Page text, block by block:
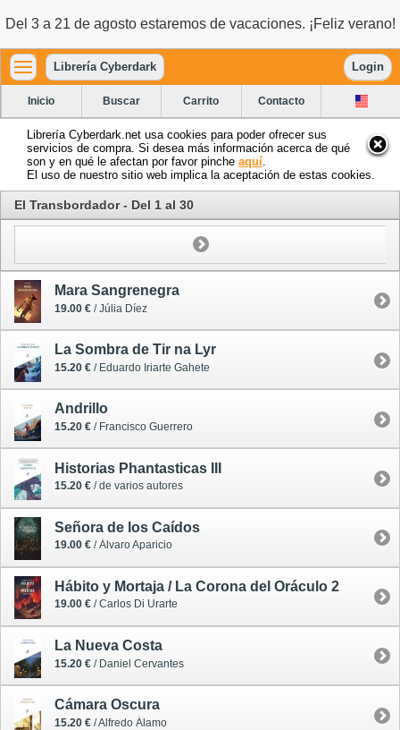
Del 3 a 21 de agosto estaremos de vacaciones. ¡Feliz verano!
Librería Cyberdark Login
Inicio Buscar Carrito Contacto
Librería Cyberdark.net usa cookies para poder ofrecer sus
servicios de compra. Si desea más información acerca de qué
son y en qué le afectan por favor pinche aquí
El uso de nuestro sitio web implica la aceptación de estas cookies.
El Transbordador - Del 1 al 30
Mara Sangrenegra
19.00 € / Júlia Díez
La Sombra de Tir na Lyr
15.20 € / Eduardo Iriarte Gahete
Andrillo
15.20 € / Francisco Guerrero
Historias Phantasticas III
15.20 € / de varios autores
Señora de los Caídos
19.00 € / Álvaro Aparicio
Hábito y Mortaja / La Corona del Oráculo 2
19.00 € / Carlos Di Urarte
La Nueva Costa
15.20 € / Daniel Cervantes
Cámara Oscura
15.20 € / Alfredo Álamo